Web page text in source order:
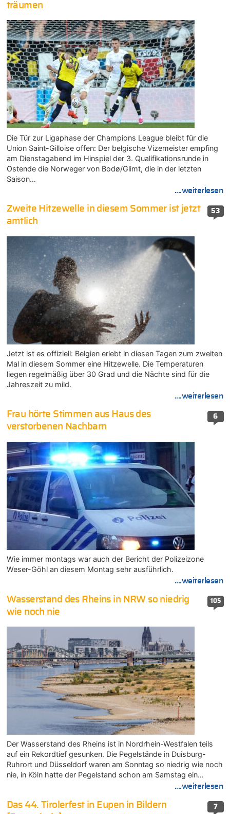
träumen
Die Tür zur Ligaphase der Champions League bleibt für die
Union Saint-Gilloise offen: Der belgische Vizemeister empfing
am Dienstagabend im Hinspiel der 3. Qualifikationsrunde in
Ostende die Norweger von Bodø/Glimt, die in der letzten
Saison…
....weiterlesen
53
Zweite Hitzewelle in diesem Sommer ist jetzt
amtlich
Jetzt ist es offiziell: Belgien erlebt in diesen Tagen zum zweiten
Mal in diesem Sommer eine Hitzewelle. Die Temperaturen
liegen regelmäßig über 30 Grad und die Nächte sind für die
Jahreszeit zu mild.
....weiterlesen
6
Frau hörte Stimmen aus Haus des
verstorbenen Nachbarn
Wie immer montags war auch der Bericht der Polizeizone
Weser-Göhl an diesem Montag sehr ausführlich.
....weiterlesen
105
Wasserstand des Rheins in NRW so niedrig
wie noch nie
Der Wasserstand des Rheins ist in Nordrhein-Westfalen teils
auf ein Rekordtief gesunken. Die Pegelstände in Duisburg-
Ruhrort und Düsseldorf waren am Sonntag so niedrig wie noch
nie, in Köln hatte der Pegelstand schon am Samstag ein…
....weiterlesen
7
Das 44. Tirolerfest in Eupen in Bildern